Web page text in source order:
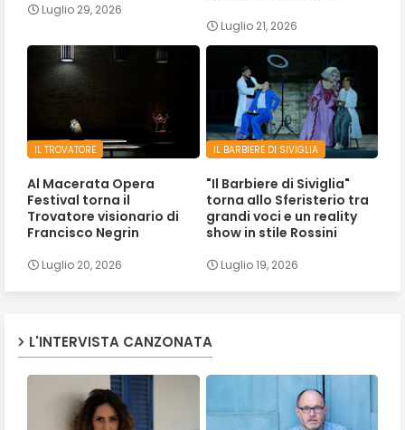
Luglio 29, 2026
Luglio 21, 2026
IL TROVATORE
Al Macerata Opera
Festival torna il
Trovatore visionario di
Francisco Negrin
Luglio 20, 2026
IL BARBIERE DI SIVIGLIA
"Il Barbiere di Siviglia"
torna allo Sferisterio tra
grandi voci e un reality
show in stile Rossini
Luglio 19, 2026
L'INTERVISTA CANZONATA